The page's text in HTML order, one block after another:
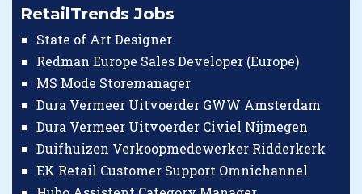
RetailTrends Jobs
State of Art Designer
Redman Europe Sales Developer (Europe)
MS Mode Storemanager
Dura Vermeer Uitvoerder GWW Amsterdam
Dura Vermeer Uitvoerder Civiel Nijmegen
Duifhuizen Verkoopmedewerker Ridderkerk
EK Retail Customer Support Omnichannel